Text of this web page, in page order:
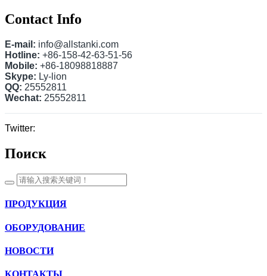
Contact Info
E-mail: info@allstanki.com
Hotline: +86-158-42-63-51-56
Mobile: +86-18098818887
Skype: Ly-lion
QQ: 25552811
Wechat: 25552811
Twitter:
Поиск
ПРОДУКЦИЯ
ОБОРУДОВАНИЕ
НОВОСТИ
КОНТАКТЫ